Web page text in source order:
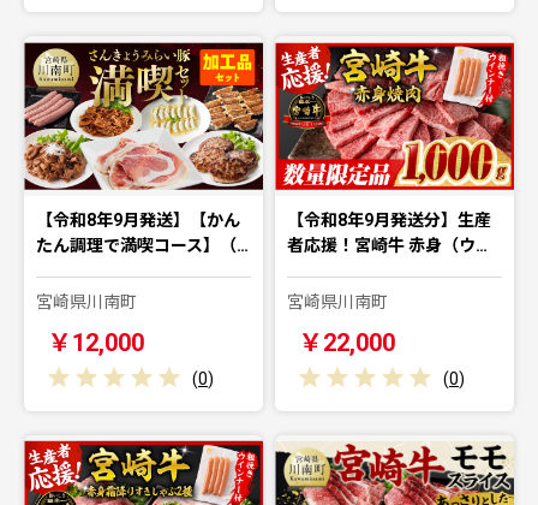
【令和8年9月発送】【かん
たん調理で満喫コース】（…
宮崎県川南町
￥12,000
(0)
【令和8年9月発送分】生産
者応援！宮崎牛 赤身（ウ…
宮崎県川南町
￥22,000
(0)